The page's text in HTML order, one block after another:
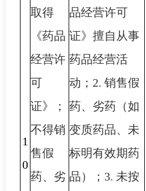
1
0
取得
《药品
经营许
可
证》；
不得销
售假
药、劣
品经营许可
证》擅自从事
药品经营活
动；2. 销售假
药、劣药（如
变质药品、未
标明有效期药
品）；3. 未按